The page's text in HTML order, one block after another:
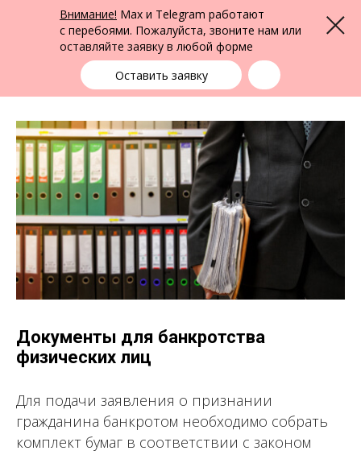
Внимание! Max и Telegram работают
с перебоями. Пожалуйста, звоните нам или
оставляйте заявку в любой форме
Оставить заявку
Меню
Юридическая помощь в Екатеринбурге
ФПК Альтернатива
Екатеринбург
выбрать город
+7 (343) 363-91-89
Документы для банкротства
физических лиц
Для подачи заявления о признании
гражданина банкротом необходимо собрать
комплект бумаг в соответствии с законом